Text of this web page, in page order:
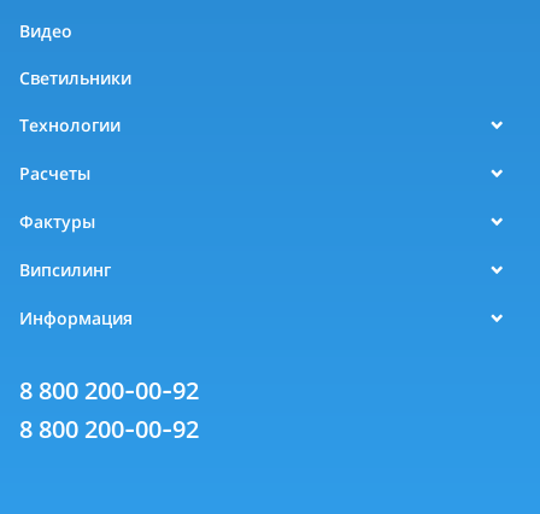
Видео
Светильники
Технологии
Расчеты
Фактуры
Випсилинг
Информация
8 800 200-00-92
8 800 200-00-92